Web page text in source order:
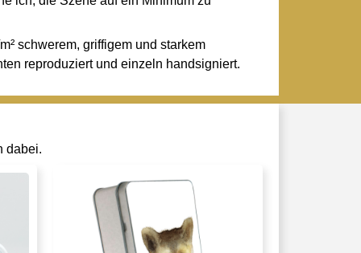
schwerem, griffigem und starkem
reproduziert und einzeln handsigniert.
dabei.